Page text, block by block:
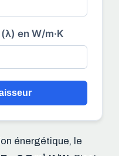
en W/m·K
énergétique, le